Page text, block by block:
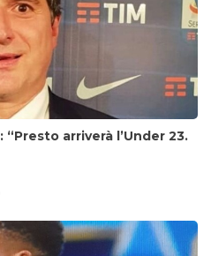
arriverà l’Under 23.